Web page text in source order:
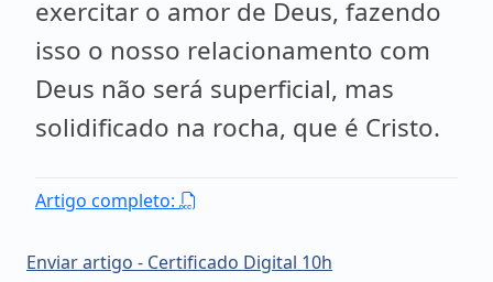
exercitar o amor de Deus, fazendo
isso o nosso relacionamento com
Deus não será superficial, mas
solidificado na rocha, que é Cristo.
Artigo completo:
Enviar artigo - Certificado Digital 10h